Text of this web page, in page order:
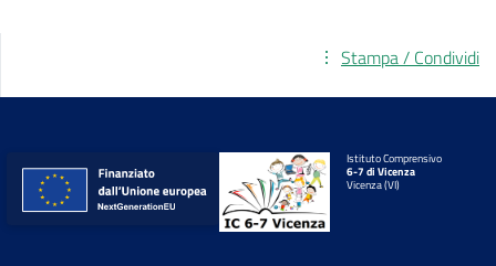
Stampa / Condividi
Istituto Comprensivo
6-7 di Vicenza
Vicenza (VI)